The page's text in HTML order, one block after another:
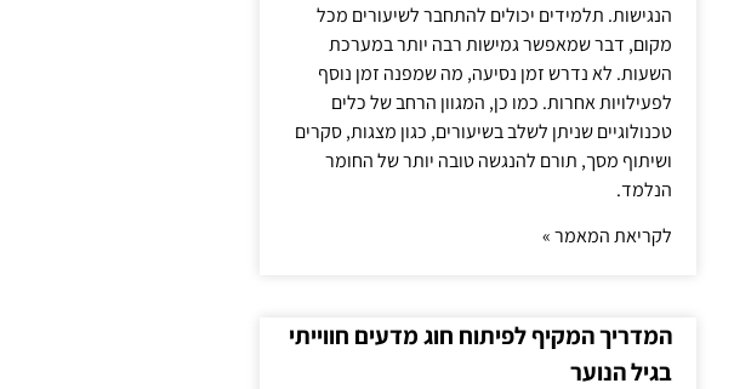
הנגישות. תלמידים יכולים להתחבר לשיעורים מכל
מקום, דבר שמאפשר גמישות רבה יותר במערכת
השעות. לא נדרש זמן נסיעה, מה שמפנה זמן נוסף
לפעילויות אחרות. כמו כן, המגוון הרחב של כלים
טכנולוגיים שניתן לשלב בשיעורים, כגון מצגות, סקרים
ושיתוף מסך, תורם להנגשה טובה יותר של החומר
הנלמד.
לקריאת המאמר »
המדריך המקיף לפיתוח חוג מדעים חווייתי
בגיל הנוער